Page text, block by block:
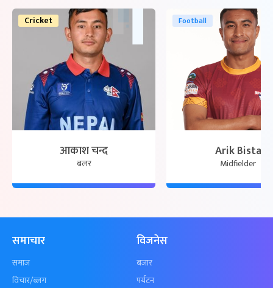
Cricket
आकाश चन्द
बलर
Football
Arik Bista
Midfielder
समाचार
समाज
विचार/ब्लग
विजनेस
बजार
पर्यटन